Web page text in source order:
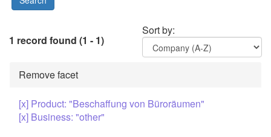
Sort by:
1 record found (1 - 1)
Remove facet
[x] Product: "Beschaffung von Büroräumen"
[x] Business: "other"